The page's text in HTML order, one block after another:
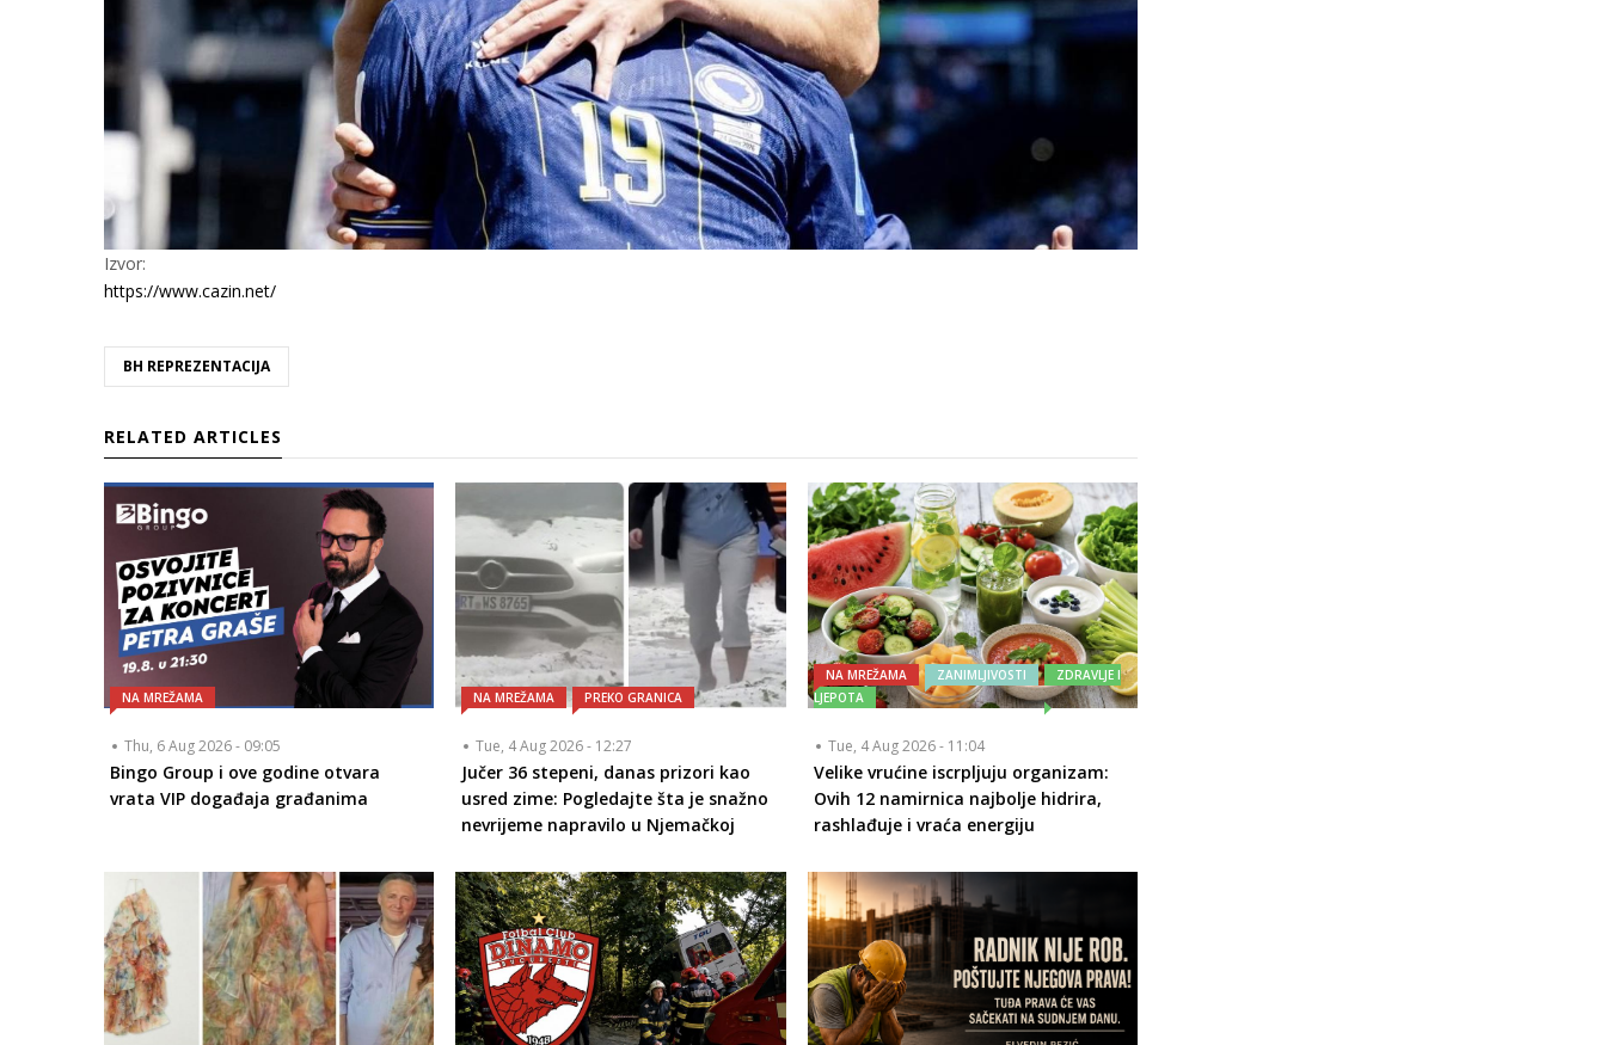
Izvor:
https://www.cazin.net/
BH REPREZENTACIJA
RELATED ARTICLES
NA MREŽAMA
Thu, 6 Aug 2026 - 09:05
Bingo Group i ove godine otvara
vrata VIP događaja građanima
NA MREŽAMA PREKO GRANICA
Tue, 4 Aug 2026 - 12:27
Jučer 36 stepeni, danas prizori kao
usred zime: Pogledajte šta je snažno
nevrijeme napravilo u Njemačkoj
NA MREŽAMA ZANIMLJIVOSTI
ZDRAVLJE I
LJEPOTA
Tue, 4 Aug 2026 - 11:04
Velike vrućine iscrpljuju organizam:
Ovih 12 namirnica najbolje hidrira,
rashlađuje i vraća energiju